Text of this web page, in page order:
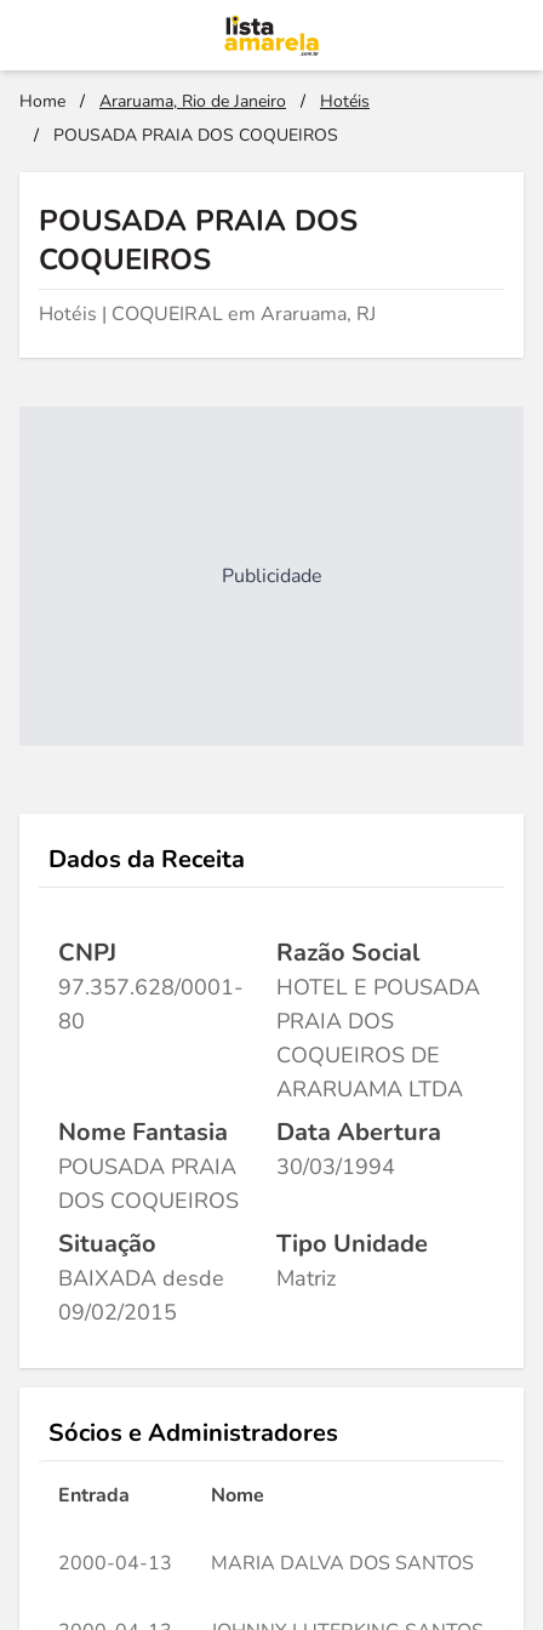
Home / Araruama, Rio de Janeiro /
Hotéis
/
POUSADA PRAIA DOS COQUEIROS
POUSADA PRAIA DOS
COQUEIROS
Hotéis | COQUEIRAL em Araruama, RJ
Publicidade
Dados da Receita
CNPJ
97.357.628/0001-
80
Razão Social
HOTEL E POUSADA
PRAIA DOS
COQUEIROS DE
ARARUAMA LTDA
Nome Fantasia
POUSADA PRAIA
DOS COQUEIROS
Data Abertura
30/03/1994
Situação
BAIXADA desde
09/02/2015
Tipo Unidade
Matriz
Sócios e Administradores
Entrada Nome
2000-04-13 MARIA DALVA DOS SANTOS